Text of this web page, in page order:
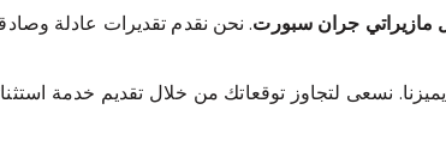
مازيراتي جران سبورت. نحن نقدم تقديرات عادلة
يميزنا. نسعى لتجاوز توقعاتك من خلال تقديم خدمة